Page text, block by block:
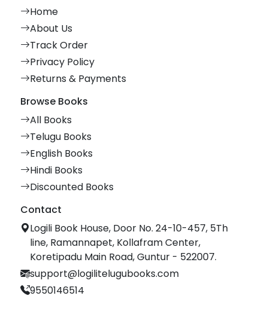
Home
About Us
Track Order
Privacy Policy
Returns & Payments
Browse Books
All Books
Telugu Books
English Books
Hindi Books
Discounted Books
Contact
Logili Book House, Door No. 24-10-457, 5Th
line, Ramannapet, Kollafram Center,
Koretipadu Main Road, Guntur - 522007.
support@logilitelugubooks.com
9550146514